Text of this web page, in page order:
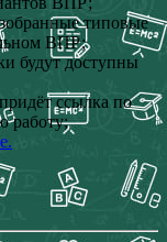
типовые
ВПР;
будут доступны
ссылка по
работу;